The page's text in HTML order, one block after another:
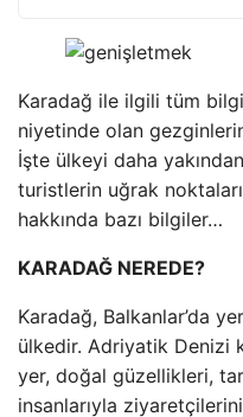
Karadağ ile ilgili tüm
niyetinde olan
İşte ülkeyi daha
turistlerin uğrak
hakkında bazı bilgiler…
KARADAĞ NEREDE?
Karadağ, Balkanlar’da
ülkedir. Adriyatik Denizi
yer, doğal güzellikleri,
insanlarıyla